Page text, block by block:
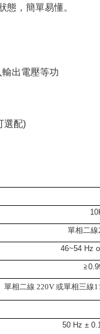
態，簡單易懂。
輸出電壓等功
選配)
單相二
46~54 Hz
≧
單相二線 220V 或單相三線
50 Hz ±